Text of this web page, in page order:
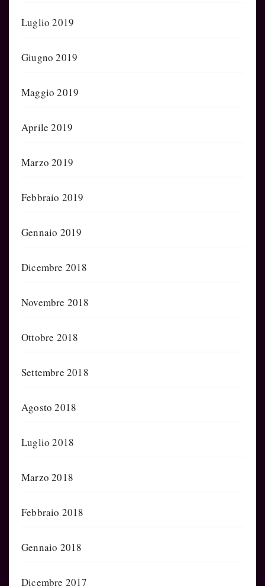
Luglio 2019
Giugno 2019
Maggio 2019
Aprile 2019
Marzo 2019
Febbraio 2019
Gennaio 2019
Dicembre 2018
Novembre 2018
Ottobre 2018
Settembre 2018
Agosto 2018
Luglio 2018
Marzo 2018
Febbraio 2018
Gennaio 2018
Dicembre 2017